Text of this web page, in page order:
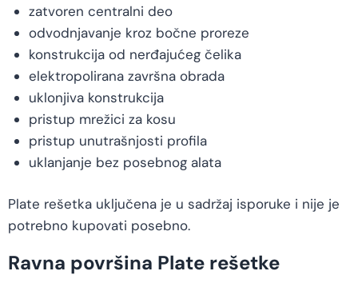
zatvoren centralni deo
odvodnjavanje kroz bočne proreze
konstrukcija od nerđajućeg čelika
elektropolirana završna obrada
uklonjiva konstrukcija
pristup mrežici za kosu
pristup unutrašnjosti profila
uklanjanje bez posebnog alata
Plate rešetka uključena je u sadržaj isporuke i nije je
potrebno kupovati posebno.
Ravna površina Plate rešetke